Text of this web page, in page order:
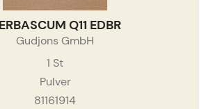
Q11 EDBR
Gudjons GmbH
1 St
Pulver
81161914